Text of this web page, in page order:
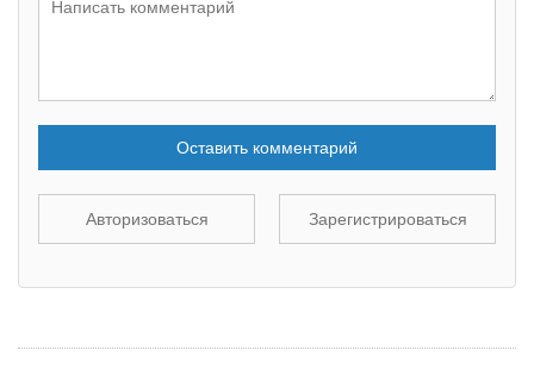
Оставить комментарий
Авторизоваться Зарегистрироваться